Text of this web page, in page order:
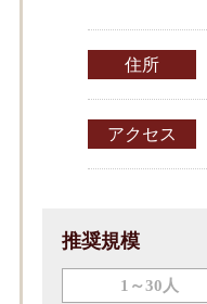
住所
アクセス
推奨規模
1～30人